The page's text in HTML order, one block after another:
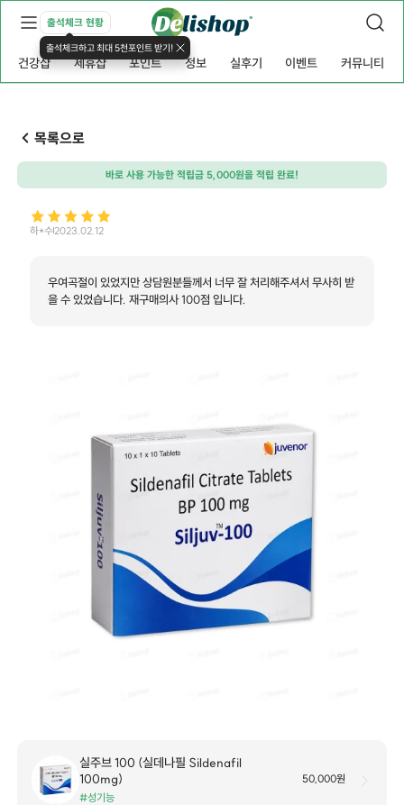
출석체크 현황
출석체크하고 최대 5천포인트 받기!
건강샵 제휴샵 포인트 정보 실후기 이벤트 커뮤니티
목록으로
바로 사용 가능한 적립금 5,000원을 적립 완료!
하*수2023.02.12
우여곡절이 있었지만 상담원분들께서 너무 잘 처리해주셔서 무사히 받
을 수 있었습니다. 재구매의사 100점 입니다.
실주브 100 (실데나필 Sildenafil
100mg)
#성기능
50,000원